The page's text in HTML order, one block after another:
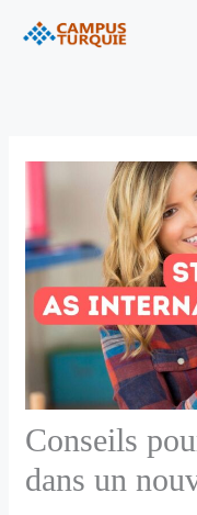
Conseils
dans un